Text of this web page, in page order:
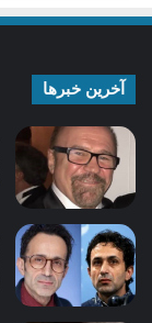
آخرین خبرها